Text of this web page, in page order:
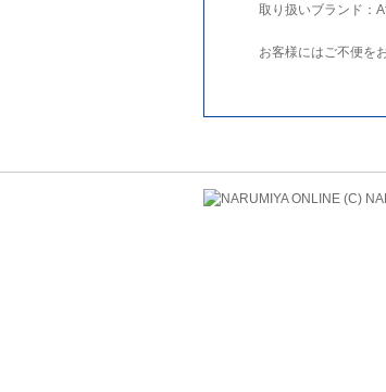
取り扱いブランド：
お客様にはご不便を